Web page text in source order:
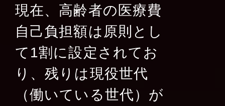
現在、高齢者の医療費
自己負担額は原則とし
て1割に設定されてお
り、残りは現役世代
（働いている世代）が